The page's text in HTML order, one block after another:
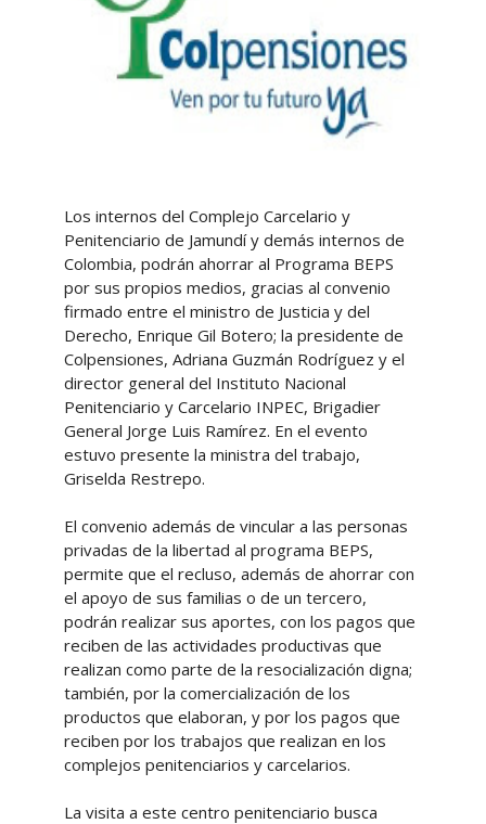
Los internos del Complejo Carcelario y
Penitenciario de Jamundí y demás internos de
Colombia, podrán ahorrar al Programa BEPS
por sus propios medios, gracias al convenio
firmado entre el ministro de Justicia y del
Derecho, Enrique Gil Botero; la presidente de
Colpensiones, Adriana Guzmán Rodríguez y el
director general del Instituto Nacional
Penitenciario y Carcelario INPEC, Brigadier
General Jorge Luis Ramírez. En el evento
estuvo presente la ministra del trabajo,
Griselda Restrepo.
El convenio además de vincular a las personas
privadas de la libertad al programa BEPS,
permite que el recluso, además de ahorrar con
el apoyo de sus familias o de un tercero,
podrán realizar sus aportes, con los pagos que
reciben de las actividades productivas que
realizan como parte de la resocialización digna;
también, por la comercialización de los
productos que elaboran, y por los pagos que
reciben por los trabajos que realizan en los
complejos penitenciarios y carcelarios.
La visita a este centro penitenciario busca